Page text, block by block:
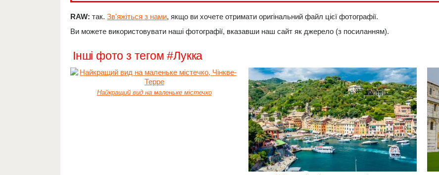
RAW: так. Зв'яжіться з нами, якщо ви хочете отримати оригінальний файл цієї фотографії.
Ви можете використовувати наші фотографії, вказавши наш сайт як джерело (з посиланням).
Інші фото з тегом #Лукка
Найкращий вид на маленьке містечко